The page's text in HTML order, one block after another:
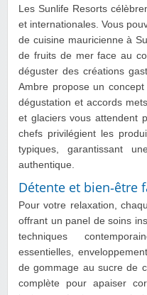
Les Sunlife Resorts
et internationales. Vous
de cuisine mauricienne à
de fruits de mer face au
déguster des créations
Ambre propose un
dégustation et accords
et glaciers vous attendent
chefs privilégient les
typiques, garantissant
authentique.
Détente et bien‑être
Pour votre relaxation,
offrant un panel de soins
techniques
essentielles,
de gommage au sucre de
complète pour apaiser